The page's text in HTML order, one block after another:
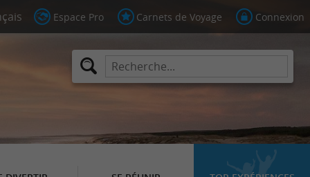
Espace Pro Carnets de Voyage Connexion